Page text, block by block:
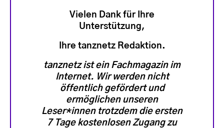
Vielen Dank für Ihre
Unterstützung,
Ihre tanznetz Redaktion.
tanznetz ist ein Fachmagazin im
Internet. Wir werden nicht
öffentlich gefördert und
ermöglichen unseren
Leser*innen trotzdem die ersten
7 Tage kostenlosen Zugang zu